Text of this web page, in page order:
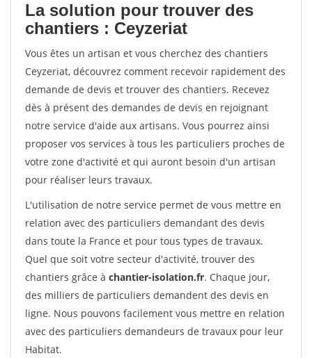
La solution pour trouver des
chantiers : Ceyzeriat
Vous êtes un artisan et vous cherchez des chantiers
Ceyzeriat, découvrez comment recevoir rapidement des
demande de devis et trouver des chantiers. Recevez
dès à présent des demandes de devis en rejoignant
notre service d'aide aux artisans. Vous pourrez ainsi
proposer vos services à tous les particuliers proches de
votre zone d'activité et qui auront besoin d'un artisan
pour réaliser leurs travaux.
L'utilisation de notre service permet de vous mettre en
relation avec des particuliers demandant des devis
dans toute la France et pour tous types de travaux.
Quel que soit votre secteur d'activité, trouver des
chantiers grâce à chantier-isolation.fr. Chaque jour,
des milliers de particuliers demandent des devis en
ligne. Nous pouvons facilement vous mettre en relation
avec des particuliers demandeurs de travaux pour leur
Habitat.